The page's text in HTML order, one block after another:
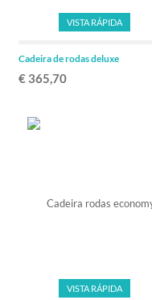
Cadeira de rodas deluxe
€ 365,70
VISTA RÁPIDA
VISTA RÁPIDA